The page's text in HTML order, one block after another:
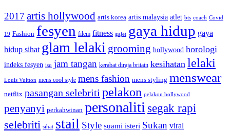
2017 artis hollywood artis korea artis malaysia atlet bts coach Covid
19 Fashion fesyen filem fitness gajet gaya hidup gaya
hidup sihat glam lelaki grooming hollywood horologi
indeks fesyen isu jam tangan kerabat diraja britain kesihatan lelaki
Louis Vuitton mens cool style mens fashion mens styling menswear
netflix pasangan selebriti pelakon pelakon hollywood
penyanyi perkahwinan personaliti segak rapi
selebriti sihat stail Style suami isteri Sukan viral